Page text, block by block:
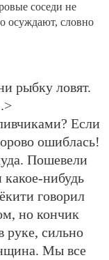
соседи не
осуждают, словно
рыбку ловят.
Если
ошиблась!
Пошевели
нибудь
говорил
но кончик
руке, сильно
Мы все